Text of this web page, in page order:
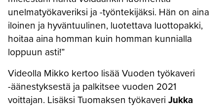
unelmatyökaveriksi ja -työntekijäksi. Hän on aina
iloinen ja hyväntuulinen, luotettava luottopakki,
hoitaa aina homman kuin homman kunnialla
loppuun asti!”
Videolla Mikko kertoo lisää Vuoden työkaveri
-äänestyksestä ja palkitsee vuoden 2021
voittajan. Lisäksi Tuomaksen työkaveri Jukka